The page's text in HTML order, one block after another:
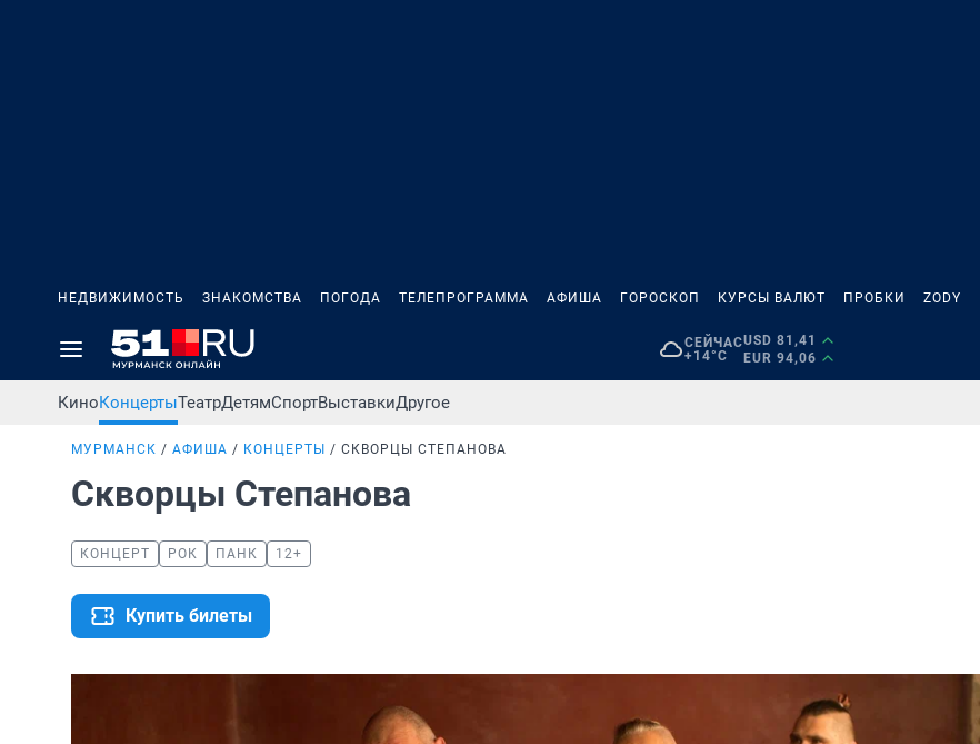
НЕДВИЖИМОСТЬ ЗНАКОМСТВА ПОГОДА ТЕЛЕПРОГРАММА АФИША ГОРОСКОП КУРСЫ ВАЛЮТ ПРОБКИ ZODY
СЕЙЧАС
+14°C
USD 81,41
EUR 94,06
КиноКонцертыТеатрДетямСпортВыставкиДругое
МУРМАНСК АФИША КОНЦЕРТЫ СКВОРЦЫ СТЕПАНОВА
Скворцы Степанова
КОНЦЕРТ РОК ПАНК 12+
Купить билеты